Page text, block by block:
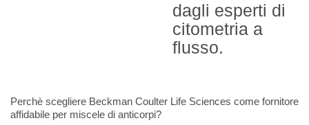
dagli esperti di
citometria a
flusso.
Perchè scegliere Beckman Coulter Life Sciences come fornitore
affidabile per miscele di anticorpi?